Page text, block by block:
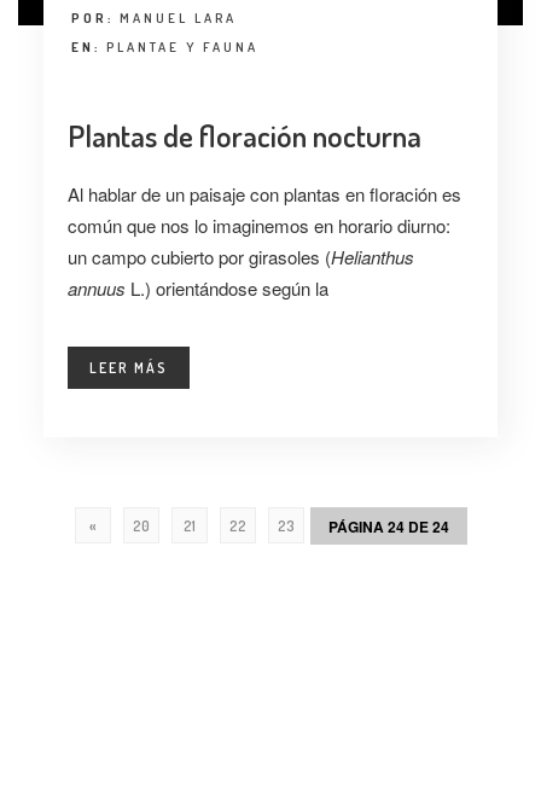
POR: MANUEL LARA
EN: PLANTAE Y FAUNA
Plantas de floración nocturna
Al hablar de un paisaje con plantas en floración es
común que nos lo imaginemos en horario diurno:
un campo cubierto por girasoles (Helianthus
annuus L.) orientándose según la
LEER MÁS
« 20 21 22 23 PÁGINA 24 DE 24